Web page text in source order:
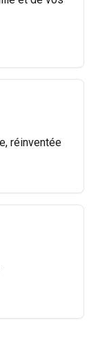
réinventée